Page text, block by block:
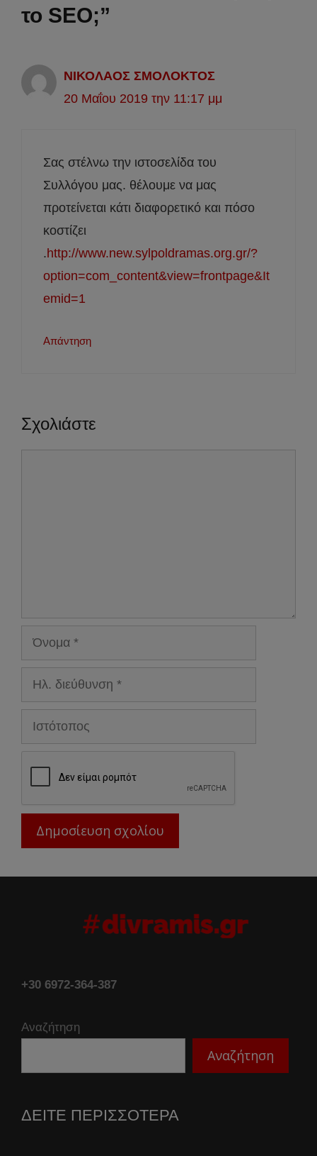
το SEO;”
ΝΙΚΟΛΑΟΣ ΣΜΟΛΟΚΤΟΣ
20 Μαΐου 2019 την 11:17 μμ
Σας στέλνω την ιστοσελίδα του
Συλλόγου μας. θέλουμε να μας
προτείνεται κάτι διαφορετικό και πόσο
κοστίζει
.http://www.new.sylpoldramas.org.gr/?
option=com_content&view=frontpage&It
emid=1
Απάντηση
Σχολιάστε
Όνομα
Ηλ.
διεύθυνση
Ιστότοπος
+30 6972-364-387
Αναζήτηση
Αναζήτηση
ΔΕΙΤΕ ΠΕΡΙΣΣΟΤΕΡΑ